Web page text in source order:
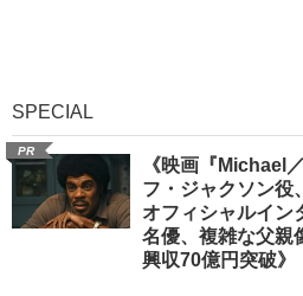
SPECIAL
PR
《映画『Michael
フ・ジャクソン役
オフィシャルイン
名優、複雑な父親
興収70億円突破》